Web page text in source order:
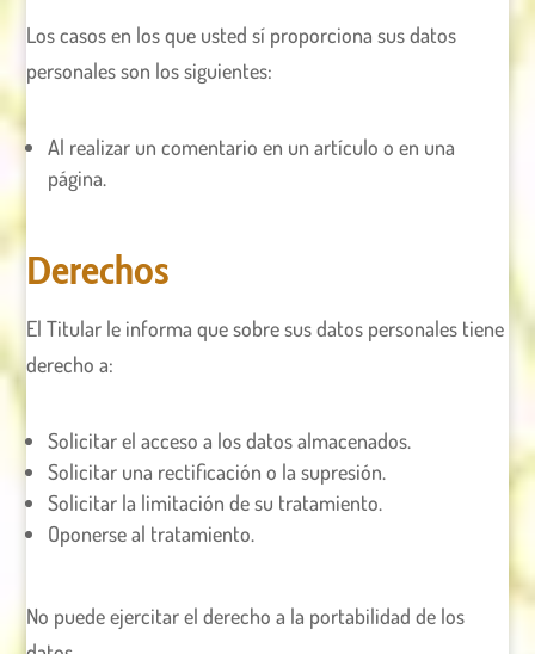
Los casos en los que usted sí proporciona sus datos
personales son los siguientes:
Al realizar un comentario en un artículo o en una
página.
Derechos
El Titular le informa que sobre sus datos personales tiene
derecho a:
Solicitar el acceso a los datos almacenados.
Solicitar una rectificación o la supresión.
Solicitar la limitación de su tratamiento.
Oponerse al tratamiento.
No puede ejercitar el derecho a la portabilidad de los